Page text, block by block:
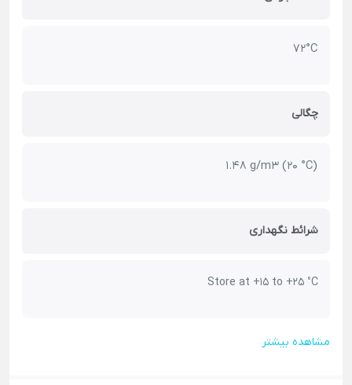
72°C
چگالی
1.48 g/m3 (20 °C)
شرائط نگهداری
Store at +15 to +25 °C
مشاهده بیشتر